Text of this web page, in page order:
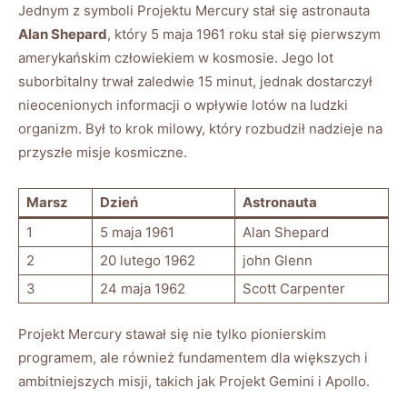
Jednym z symboli Projektu Mercury stał się astronauta
Alan Shepard, który 5 maja 1961 roku stał się pierwszym
amerykańskim człowiekiem w kosmosie. Jego lot
suborbitalny trwał zaledwie 15 minut, jednak dostarczył
nieocenionych informacji o wpływie lotów na ludzki
organizm. Był to krok milowy, który rozbudził nadzieje na
przyszłe misje kosmiczne.
Marsz Dzień
Astronauta
1
5 maja 1961
Alan Shepard
2
20 lutego 1962
john Glenn
3
24 maja 1962 Scott Carpenter
Projekt Mercury stawał się nie tylko pionierskim
programem, ale również fundamentem dla większych i
ambitniejszych misji, takich jak Projekt Gemini i Apollo.